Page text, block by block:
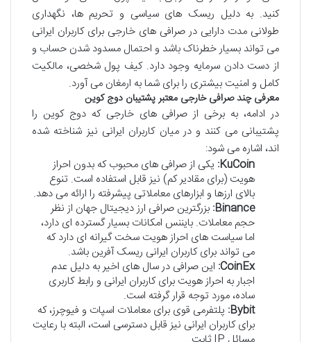
کنید. به دلیل ریسک های سیاسی و تحریم ها، نگهداری
طولانی مدت دارایی در صرافی های خارجی برای کاربران ایرانی
می تواند بسیار خطرناک باشد و احتمال مسدود شدن حساب و
از دست دادن سرمایه وجود دارد. کیف پول شخصی، مالکیت
کامل و امنیت بیشتری را برای شما به ارمغان می آورد.
معرفی چند صرافی خارجی معتبر پشتیبان دوج کوین
در ادامه، به برخی از صرافی های خارجی که دوج کوین را
پشتیبانی می کنند و در میان کاربران ایرانی نیز شناخته شده
اند، اشاره می شود:
KuCoin: یکی از صرافی های محبوب که بدون احراز
هویت (برای مقادیر کم) نیز قابل استفاده است. تنوع
بالای ارزها و ابزارهای معاملاتی پیشرفته را ارائه می دهد.
Binance: بزرگترین صرافی ارز دیجیتال جهان از نظر
حجم معاملات. بایننس امکانات بسیار گسترده ای دارد،
اما سیاست های احراز هویت سخت گیرانه ای دارد که
می تواند برای کاربران ایرانی ریسک آفرین باشد.
CoinEx: این صرافی در سال های اخیر به دلیل عدم
اجبار به احراز هویت برای کاربران ایرانی و رابط کاربری
ساده، مورد توجه قرار گرفته است.
Bybit: پلتفرمی قوی برای معاملات اسپات و فیوچرز، که
برای کاربران ایرانی نیز قابل دسترسی است، البته با رعایت